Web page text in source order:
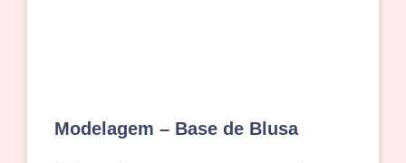
Modelagem – Base de Blusa